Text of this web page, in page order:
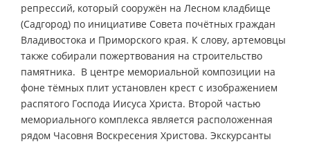
репрессий, который сооружён на Лесном кладбище
(Садгород) по инициативе Совета почётных граждан
Владивостока и Приморского края. К слову, артемовцы
также собирали пожертвования на строительство
памятника. В центре мемориальной композиции на
фоне тёмных плит установлен крест с изображением
распятого Господа Иисуса Христа. Второй частью
мемориального комплекса является расположенная
рядом Часовня Воскресения Христова. Экскурсанты